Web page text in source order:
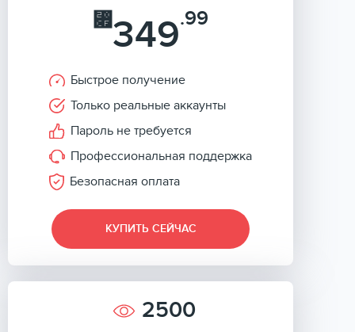
⃏349.99
Быстрое получение
Только реальные аккаунты
Пароль не требуется
Профессиональная поддержка
Безопасная оплата
КУПИТЬ СЕЙЧАС
2500